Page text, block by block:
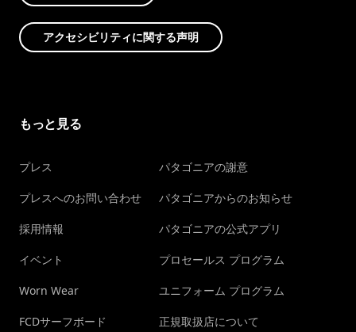
アクセシビリティに関する声明
もっと見る
プレス
プレスへのお問い合わせ
採用情報
イベント
Worn Wear
FCDサーフボード
パタゴニアの謝意
パタゴニアからのお知らせ
パタゴニアの公式アプリ
プロセールス プログラム
ユニフォーム プログラム
正規取扱店について